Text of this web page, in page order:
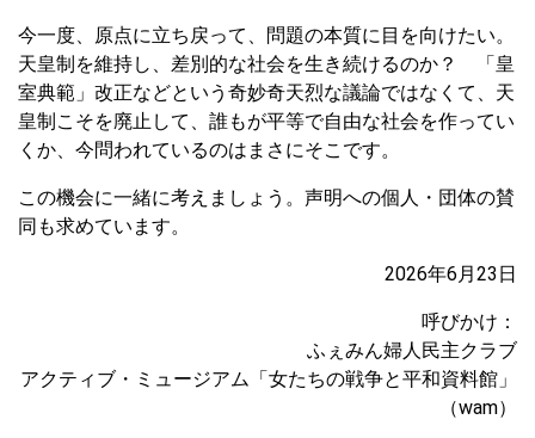
今一度、原点に立ち戻って、問題の本質に目を向けたい。
天皇制を維持し、差別的な社会を生き続けるのか？ 「皇
室典範」改正などという奇妙奇天烈な議論ではなくて、天
皇制こそを廃止して、誰もが平等で自由な社会を作ってい
くか、今問われているのはまさにそこです。
この機会に一緒に考えましょう。声明への個人・団体の賛
同も求めています。
2026年6月23日
呼びかけ：
ふぇみん婦人民主クラブ
アクティブ・ミュージアム「女たちの戦争と平和資料館」
（wam）